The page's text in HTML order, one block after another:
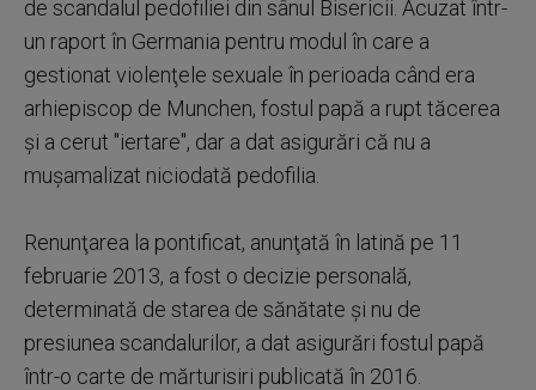
de scandalul pedofiliei din sânul Bisericii. Acuzat într-
un raport în Germania pentru modul în care a
gestionat violenţele sexuale în perioada când era
arhiepiscop de Munchen, fostul papă a rupt tăcerea
şi a cerut ''iertare'', dar a dat asigurări că nu a
muşamalizat niciodată pedofilia.
Renunţarea la pontificat, anunţată în latină pe 11
februarie 2013, a fost o decizie personală,
determinată de starea de sănătate şi nu de
presiunea scandalurilor, a dat asigurări fostul papă
într-o carte de mărturisiri publicată în 2016.